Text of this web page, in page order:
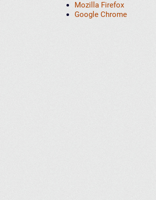
Mozilla Firefox
Google Chrome